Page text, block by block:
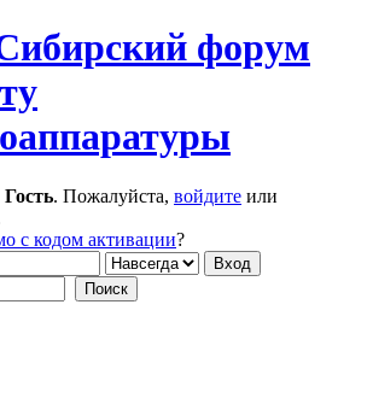
форум
Гость. Пожалуйста, войдите или
с кодом активации?